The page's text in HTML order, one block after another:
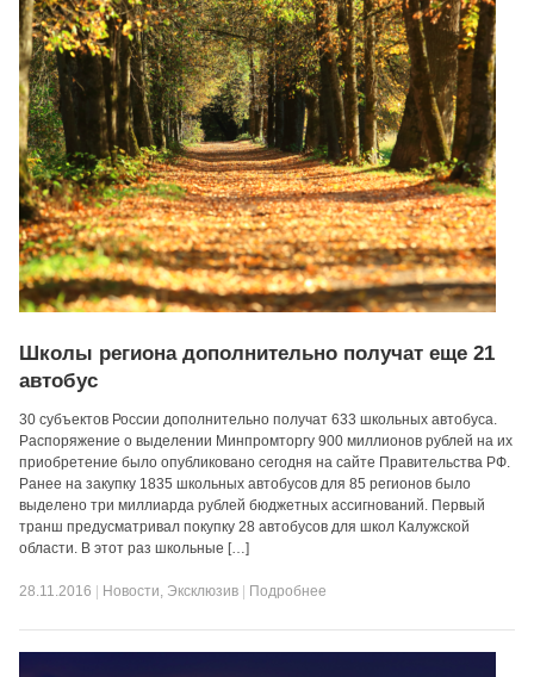
Школы региона дополнительно получат еще 21
автобус
30 субъектов России дополнительно получат 633 школьных автобуса.
Распоряжение о выделении Минпромторгу 900 миллионов рублей на их
приобретение было опубликовано сегодня на сайте Правительства РФ.
Ранее на закупку 1835 школьных автобусов для 85 регионов было
выделено три миллиарда рублей бюджетных ассигнований. Первый
транш предусматривал покупку 28 автобусов для школ Калужской
области. В этот раз школьные […]
28.11.2016 Новости, Эксклюзив Подробнее